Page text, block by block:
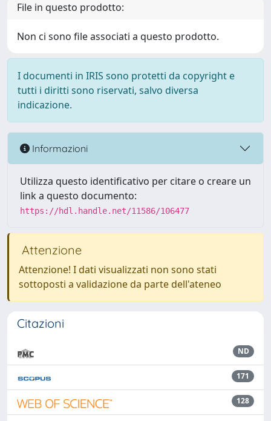
File in questo prodotto:
Non ci sono file associati a questo prodotto.
I documenti in IRIS sono protetti da copyright e
tutti i diritti sono riservati, salvo diversa
indicazione.
Informazioni
Utilizza questo identificativo per citare o creare un
link a questo documento:
https://hdl.handle.net/11586/106477
Attenzione
Attenzione! I dati visualizzati non sono stati
sottoposti a validazione da parte dell'ateneo
Citazioni
ND
171
128